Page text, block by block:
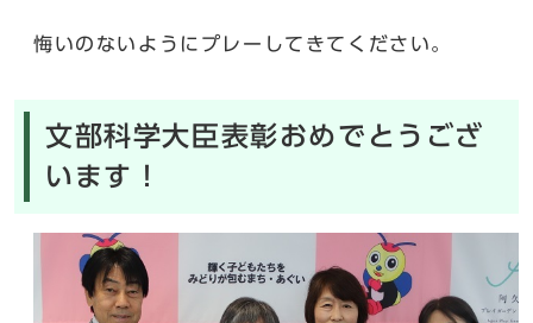
悔いのないようにプレーしてきてください。
文部科学大臣表彰おめでとうござ
います！